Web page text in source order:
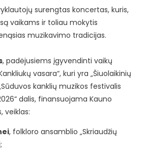
surengtas koncertas, kuris,
vaikams ir toliau mokytis
muzikavimo tradicijas.
, padėjusiems įgyvendinti vaikų
vasara“, kuri yra „Šiuolaikinių
kanklių muzikos festivalis
dalis, finansuojama Kauno
veiklas:
, folkloro ansamblio „Skriaudžių